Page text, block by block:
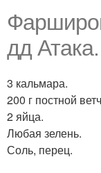
дд Атака.
3 кальмара.
200 г постной
2 яйца.
Любая зелень.
Соль, перец.